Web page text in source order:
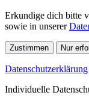
Erkundige dich bitte
sowie in unserer
Zustimmen Nur
Datenschutzerklärung
Individuelle